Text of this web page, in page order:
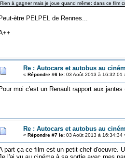
Rien à gagner mais je joue quand même: dans ce film
Peut-ètre PELPEL de Rennes...
Re : Autocars et autobus au
« Répondre #6 le:03 Août 2013 à 16:32:01
Pour moi c'est un Renault rapport aux
Re : Autocars et autobus au
« Répondre #7 le:03 Août 2013 à 16:34:34
part ça ce film est un petit chef d'oeuvre.